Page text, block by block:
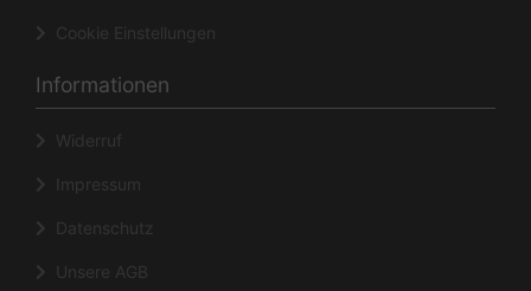
Cookie Einstellungen
Informationen
Widerruf
Impressum
Datenschutz
Unsere AGB